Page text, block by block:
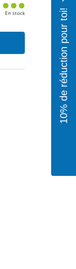
En stock 10% de réduction pour toi!